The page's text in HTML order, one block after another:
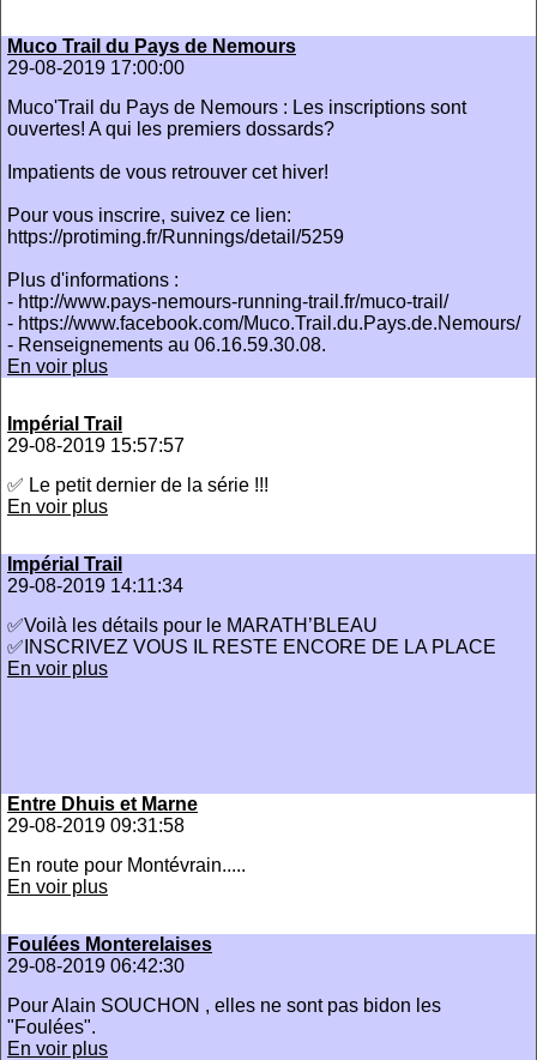
Muco Trail du Pays de Nemours
29-08-2019 17:00:00
Muco'Trail du Pays de Nemours : Les inscriptions sont
ouvertes! A qui les premiers dossards?
Impatients de vous retrouver cet hiver!
Pour vous inscrire, suivez ce lien:
https://protiming.fr/Runnings/detail/5259
Plus d'informations :
- http://www.pays-nemours-running-trail.fr/muco-trail/
- https://www.facebook.com/Muco.Trail.du.Pays.de.Nemours/
- Renseignements au 06.16.59.30.08.
En voir plus
Impérial Trail
29-08-2019 15:57:57
✅ Le petit dernier de la série !!!
En voir plus
Impérial Trail
29-08-2019 14:11:34
✅Voilà les détails pour le MARATH’BLEAU
✅INSCRIVEZ VOUS IL RESTE ENCORE DE LA PLACE
En voir plus
Entre Dhuis et Marne
29-08-2019 09:31:58
En route pour Montévrain.....
En voir plus
Foulées Monterelaises
29-08-2019 06:42:30
Pour Alain SOUCHON , elles ne sont pas bidon les
"Foulées".
En voir plus